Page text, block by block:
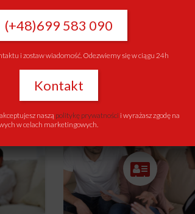
SKUP
Z KOMORNIKIEM
(+48)699 583 090
i zostaw wiadomość. Odezwiemy się w ciągu 24h
Kontakt
naszą politykę prywatności i wyrażasz zgodę na
w celach marketingowych.